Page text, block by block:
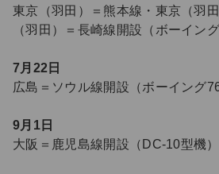
東京（羽田）＝熊本線・東京（羽
（羽田）＝長崎線開設（ボーイン
7月22日
広島＝ソウル線開設（ボーイング
9月1日
大阪＝鹿児島線開設（DC-10型機）